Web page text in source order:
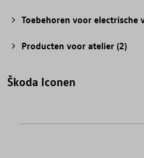
Toebehoren voor electrische
Producten voor atelier (2)
Škoda Iconen